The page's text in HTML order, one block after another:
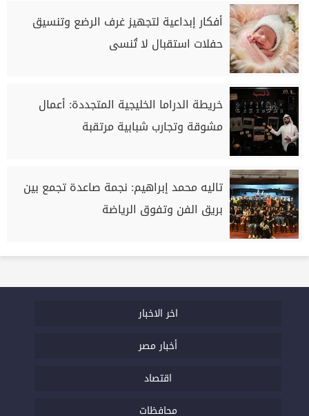
أفكار إبداعية لتجهيز غرف الرضع وتنسيق
حفلات استقبال لا تُنسى
خريطة الدراما الخليجية المتجددة: أعمال
مشوقة وتجارب شبابية مرتقبة
تاليه محمد إبراهيم: نجمة صاعدة تجمع بين
بريق الفن وتفوق الرياضة
اخر الاخبار
أخبار مصر
اقتصاد
محافظات